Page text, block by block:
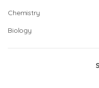
Chemistry
Biology